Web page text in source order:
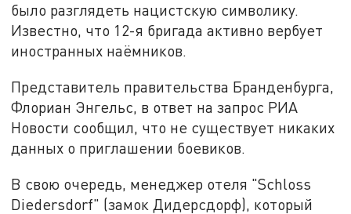
было разглядеть нацистскую символику.
Известно, что 12-я бригада активно вербует
иностранных наёмников.
Представитель правительства Бранденбурга,
Флориан Энгельс, в ответ на запрос РИА
Новости сообщил, что не существует никаких
данных о приглашении боевиков.
В свою очередь, менеджер отеля "Schloss
Diedersdorf" (замок Дидерсдорф), который